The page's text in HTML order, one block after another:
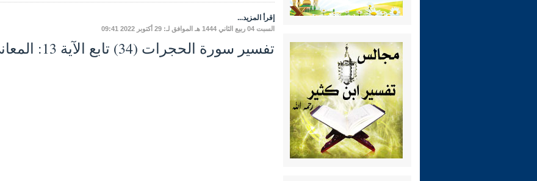
إقرأ المزيد...
السبت 04 ربيع الثاني 1444 هـ الموافق لـ: 29 أكتوبر 2022 09:41
تفسير سورة الحجرات (34) تابع الآية 13: المعاني والفوائد